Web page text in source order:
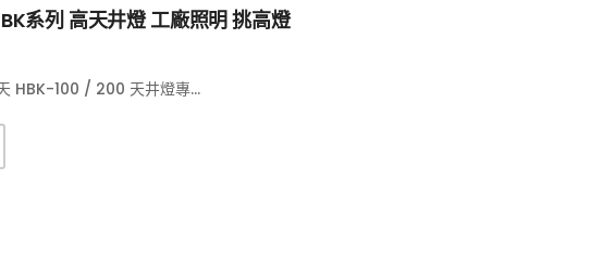
系列 高天井燈 工廠照明 挑高燈
HBK-100 / 200 天井燈專...